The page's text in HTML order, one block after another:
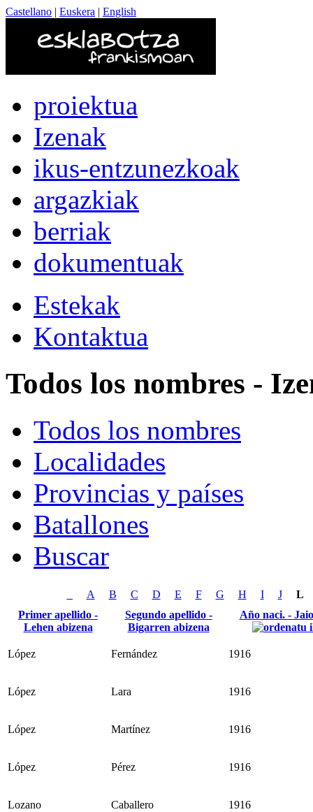
Castellano | Euskera | English
proiektua
Izenak
ikus-entzunezkoak
argazkiak
berriak
dokumentuak
Estekak
Kontaktua
Todos los nombres -
Todos los nombres
Localidades
Provincias y países
Batallones
Buscar
A B C D E F G H I J
L
Primer apellido -
Lehen abizena
Segundo apellido -
Bigarren abizena
Año naci. -
López Fernández 1916
López Lara 1916
López Martínez 1916
López Pérez 1916
Lozano Caballero 1916